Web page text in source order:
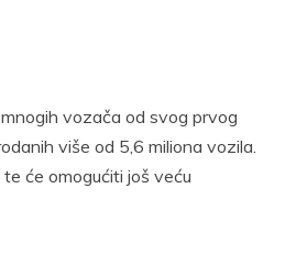
vozača od svog prvog
više od 5,6 miliona vozila.
će omogućiti još veću